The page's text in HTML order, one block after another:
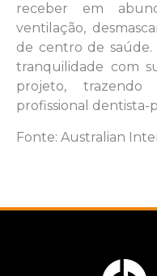
receber em
ventilação,
de centro de saúde.
tranquilidade com
projeto, trazendo
profissional dentista-
Fonte: Australian